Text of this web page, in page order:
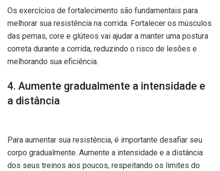
Os exercícios de fortalecimento são fundamentais para
melhorar sua resistência na corrida. Fortalecer os músculos
das pernas, core e glúteos vai ajudar a manter uma postura
correta durante a corrida, reduzindo o risco de lesões e
melhorando sua eficiência.
4. Aumente gradualmente a intensidade e
a distância
Para aumentar sua resistência, é importante desafiar seu
corpo gradualmente. Aumente a intensidade e a distância
dos seus treinos aos poucos, respeitando os limites do